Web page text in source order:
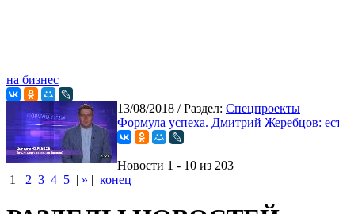
на бизнес
13/08/2018 / Раздел: Спецпроекты
Формула успеха. Дмитрий Жеребцов:
Новости 1 - 10 из 203
1
2 3 4 5 | » | конец